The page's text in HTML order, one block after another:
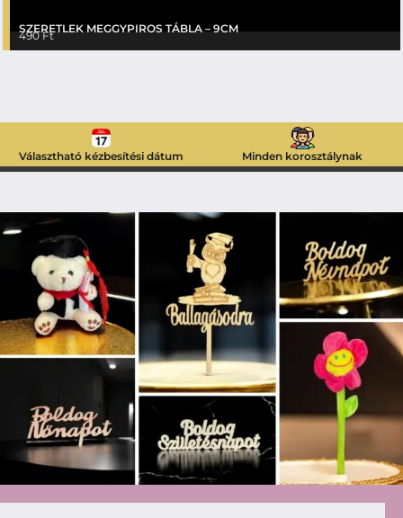
SZERETLEK MEGGYPIROS TÁBLA – 9CM
490Ft
Választható kézbesítési dátum Minden korosztálynak